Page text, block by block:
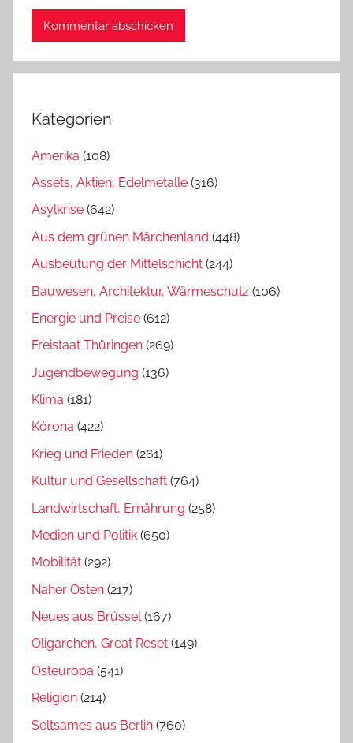
Kategorien
Amerika (108)
Assets, Aktien, Edelmetalle (316)
Asylkrise (642)
Aus dem grünen Märchenland (448)
Ausbeutung der Mittelschicht (244)
Bauwesen, Architektur, Wärmeschutz (106)
Energie und Preise (612)
Freistaat Thüringen (269)
Jugendbewegung (136)
Klima (181)
Kórona (422)
Krieg und Frieden (261)
Kultur und Gesellschaft (764)
Landwirtschaft, Ernährung (258)
Medien und Politik (650)
Mobilität (292)
Naher Osten (217)
Neues aus Brüssel(167)
Oligarchen, Great Reset (149)
Osteuropa (541)
Religion (214)
Seltsames aus Berlin (760)